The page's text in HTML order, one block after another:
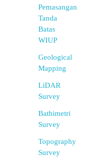
Pemasangan
Tanda
Batas
WIUP
Geological
Mapping
LiDAR
Survey
Bathimetri
Survey
Topography
Survey